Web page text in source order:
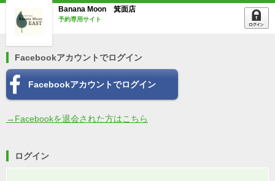
Banana Moon 箕面店
予約専用サイト
Facebookアカウントでログイン
Facebookアカウントでログイン
→Facebookを退会された方はこちら
ログイン